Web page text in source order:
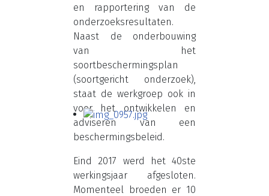
en rapportering van de
onderzoeksresultaten.
Naast de onderbouwing
van het
soortbeschermingsplan
(soortgericht onderzoek),
staat de werkgroep ook in
voor het ontwikkelen en
adviseren van een
beschermingsbeleid.
Eind 2017 werd het 40ste
werkingsjaar afgesloten.
Momenteel broeden er 10